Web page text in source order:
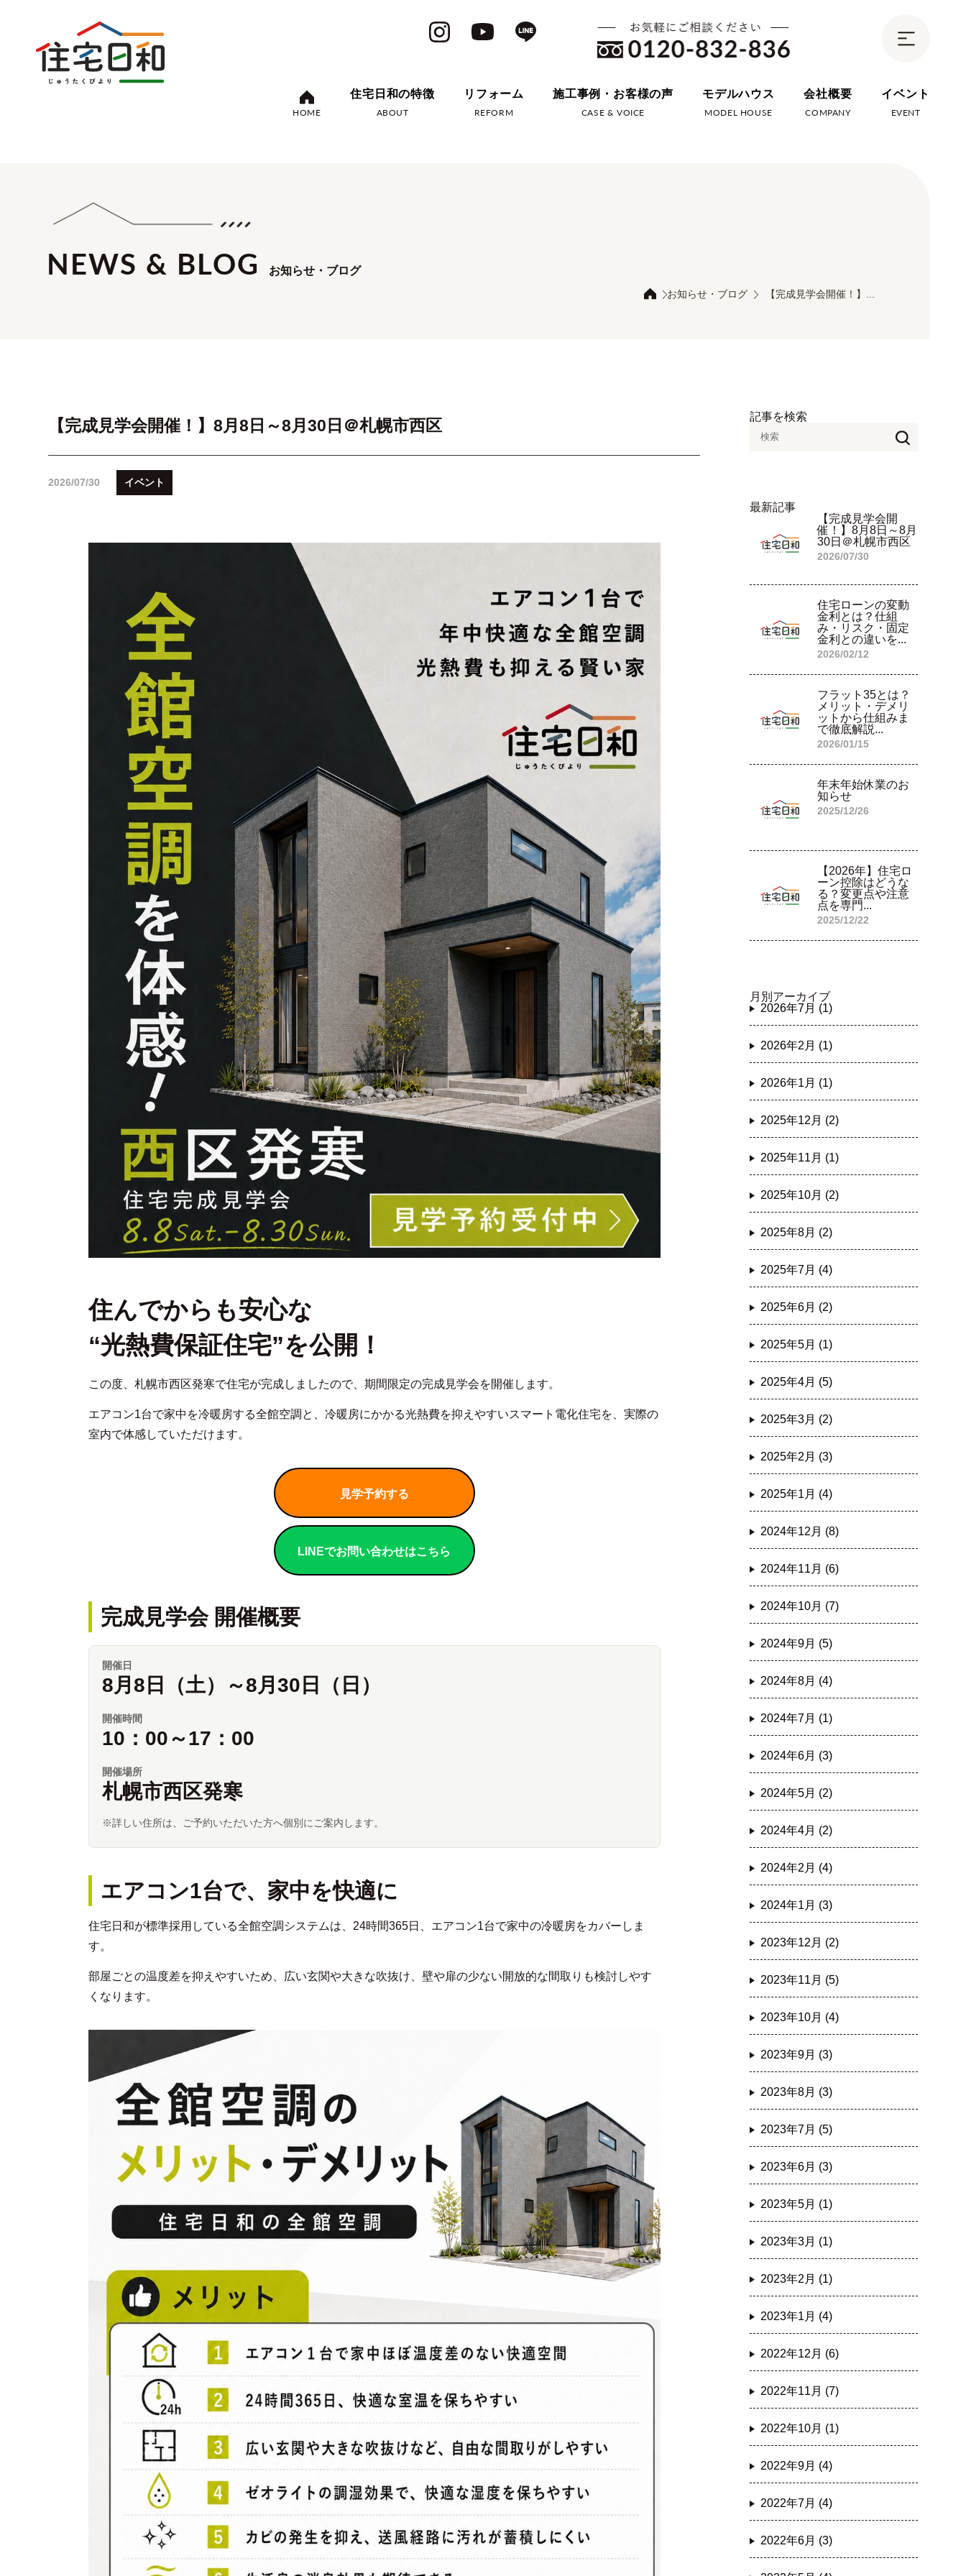
HOME
住宅日和の特徴
ABOUT
リフォーム
REFORM
施工事例・お客様の声
CASE & VOICE
モデルハウス
MODEL HOUSE
会社概要
COMPANY
イベント
EVENT
NEWS & BLOG お知らせ・ブログ
お知らせ・ブログ 【完成見学会開催！】...
【完成見学会開催！】8月8日～8月30日＠札幌市西区
2026/07/30 イベント
住んでからも安心な
“光熱費保証住宅”を公開！
この度、札幌市西区発寒で住宅が完成しましたので、期間限定の完成見学会を開催します。
エアコン1台で家中を冷暖房する全館空調と、冷暖房にかかる光熱費を抑えやすいスマート電化住宅を、実際の
室内で体感していただけます。
見学予約する
LINEでお問い合わせはこちら
完成見学会 開催概要
開催日
8月8日（土）～8月30日（日）
開催時間
10：00～17：00
開催場所
札幌市西区発寒
※詳しい住所は、ご予約いただいた方へ個別にご案内します。
エアコン1台で、家中を快適に
住宅日和が標準採用している全館空調システムは、24時間365日、エアコン1台で家中の冷暖房をカバーしま
す。
部屋ごとの温度差を抑えやすいため、広い玄関や大きな吹抜け、壁や扉の少ない開放的な間取りも検討しやす
くなります。
記事を検索
最新記事
【完成見学会開
催！】8月8日～8月
30日＠札幌市西区
2026/07/30
住宅ローンの変動
金利とは？仕組
み・リスク・固定
金利との違いを...
2026/02/12
フラット35とは？
メリット・デメリ
ットから仕組みま
で徹底解説...
2026/01/15
年末年始休業のお
知らせ
2025/12/26
【2026年】住宅ロ
ーン控除はどうな
る？変更点や注意
点を専門...
2025/12/22
月別アーカイブ
2026年7月 (1)
2026年2月 (1)
2026年1月 (1)
2025年12月 (2)
2025年11月 (1)
2025年10月 (2)
2025年8月 (2)
2025年7月 (4)
2025年6月 (2)
2025年5月 (1)
2025年4月 (5)
2025年3月 (2)
2025年2月 (3)
2025年1月 (4)
2024年12月 (8)
2024年11月 (6)
2024年10月 (7)
2024年9月 (5)
2024年8月 (4)
2024年7月 (1)
2024年6月 (3)
2024年5月 (2)
2024年4月 (2)
2024年2月 (4)
2024年1月 (3)
2023年12月 (2)
2023年11月 (5)
2023年10月 (4)
2023年9月 (3)
2023年8月 (3)
2023年7月 (5)
2023年6月 (3)
2023年5月 (1)
2023年3月 (1)
2023年2月 (1)
2023年1月 (4)
2022年12月 (6)
2022年11月 (7)
2022年10月 (1)
2022年9月 (4)
2022年7月 (4)
2022年6月 (3)